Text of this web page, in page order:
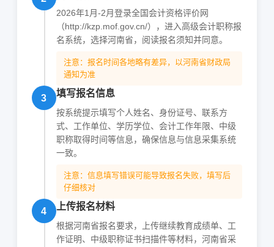
2026年1月-2月登录全国会计资格评价网
（http://kzp.mof.gov.cn/），进入高级会计职称报
名系统，选择河南省，阅读报名须知并同意。
注意：报名时间各地略有差异，以河南省财政局
通知为准
3 填写报名信息
按系统提示填写个人姓名、身份证号、联系方
式、工作单位、学历学位、会计工作年限、中级
职称取得时间等信息，确保信息与信息采集系统
一致。
注意：信息填写错误可能导致报名失败，填写后
仔细核对
4 上传报名材料
根据河南省报名要求，上传继续教育成绩单、工
作证明、中级职称证书扫描件等材料，河南省采